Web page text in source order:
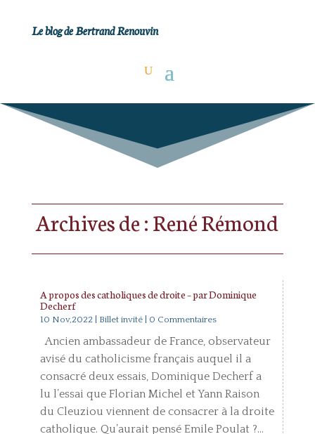
Le blog de Bertrand Renouvin
Archives de : René Rémond
A propos des catholiques de droite – par Dominique
Decherf
10 Nov,2022 Billet invité| 0 Commentaires
Ancien ambassadeur de France, observateur
avisé du catholicisme français auquel il a
consacré deux essais, Dominique Decherf a
lu l’essai que Florian Michel et Yann Raison
du Cleuziou viennent de consacrer à la droite
catholique. Qu’aurait pensé Emile Poulat ?...